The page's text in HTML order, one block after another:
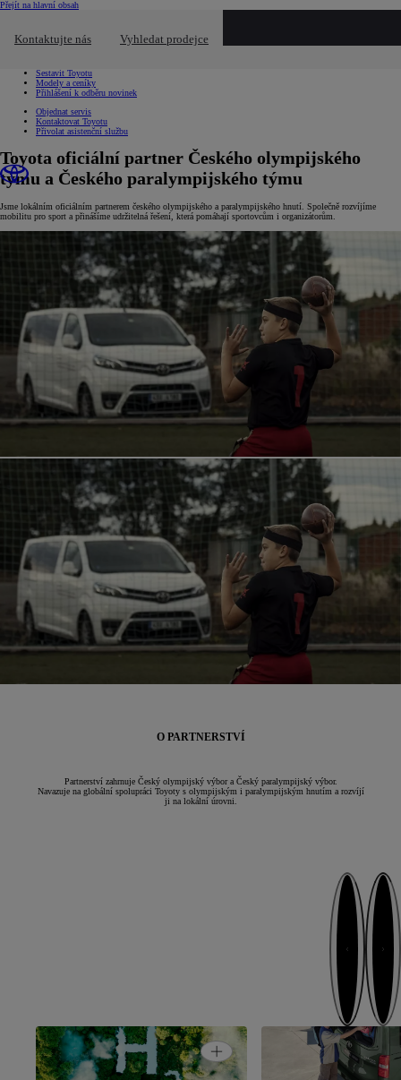
Přejít na hlavní obsah(Press Enter)
Kontaktujte nás Vyhledat prodejce
Chci...
Kliknutím zavřete překryvné okno
Sestavit Toyotu
Modely a ceníky
Přihlášení k odběru novinek
Objednat servis
Kontaktovat Toyotu
Přivolat asistenční službu
Toyota oficiální partner Českého olympijského
týmu a Českého paralympijského týmu
Jsme lokálním oficiálním partnerem českého olympijského a paralympijského hnutí. Společně rozvíjíme
mobilitu pro sport a přinášíme udržitelná řešení, která pomáhají sportovcům i organizátorům.
O PARTNERSTVÍ
Partnerství zahrnuje Český olympijský výbor a Český paralympijský výbor.
Navazuje na globální spolupráci Toyoty s olympijským i paralympijským hnutím a rozvíjí
ji na lokální úrovni.
Previous
Udržitelnost
Open card
Proace ProSport